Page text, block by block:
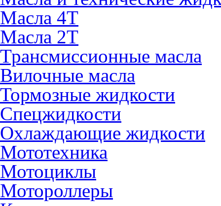
Масла 4Т
Масла 2Т
Трансмиссионные масла
Вилочные масла
Тормозные жидкости
Спецжидкости
Охлаждающие жидкости
Мототехника
Мотоциклы
Мотороллеры